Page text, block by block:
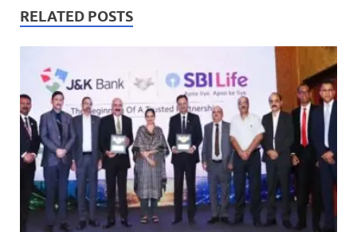
s
A
p
p
b
k
er
n
dl
y
n
RELATED POSTS